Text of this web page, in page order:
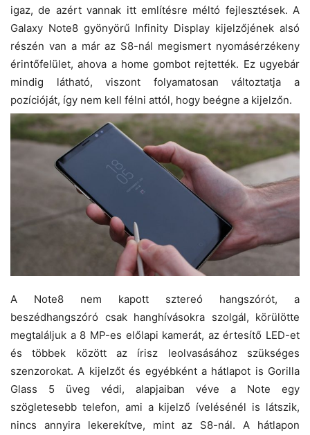
igaz, de azért vannak itt említésre méltó fejlesztések. A
Galaxy Note8 gyönyörű Infinity Display kijelzőjének alsó
részén van a már az S8-nál megismert nyomásérzékeny
érintőfelület, ahova a home gombot rejtették. Ez ugyebár
mindig látható, viszont folyamatosan változtatja a
pozícióját, így nem kell félni attól, hogy beégne a kijelzőn.
A Note8 nem kapott sztereó hangszórót, a
beszédhangszóró csak hanghívásokra szolgál, körülötte
megtaláljuk a 8 MP-es előlapi kamerát, az értesítő LED-et
és többek között az írisz leolvasásához szükséges
szenzorokat. A kijelzőt és egyébként a hátlapot is Gorilla
Glass 5 üveg védi, alapjaiban véve a Note egy
szögletesebb telefon, ami a kijelző ívelésénél is látszik,
nincs annyira lekerekítve, mint az S8-nál. A hátlapon